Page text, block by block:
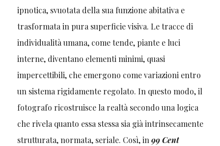
ipnotica, svuotata della sua funzione abitativa e
trasformata in pura superficie visiva. Le tracce di
individualità umana, come tende, piante e luci
interne, diventano elementi minimi, quasi
impercettibili, che emergono come variazioni entro
un sistema rigidamente regolato. In questo modo, il
fotografo ricostruisce la realtà secondo una logica
che rivela quanto essa stessa sia già intrinsecamente
strutturata, normata, seriale. Così, in99 Cent